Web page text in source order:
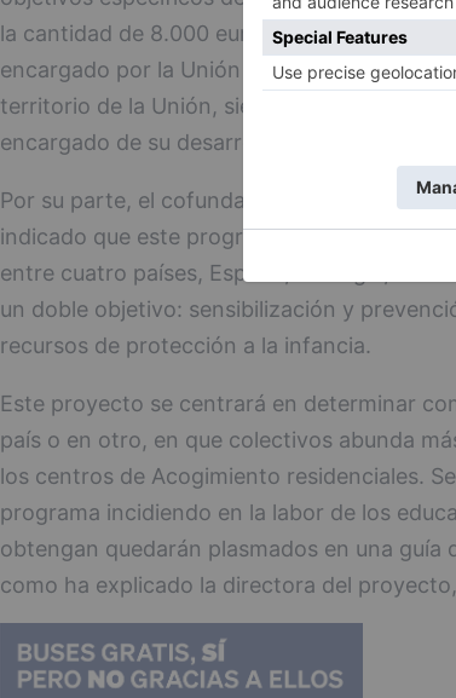
la cantidad de 8.000 euros para cofinanciar
encargado por la Unión Europea a distintos
territorio de la Unión, siendo la Asociación
encargado de su desarrollo en España.
Por su parte, el cofundador de la
indicado que este programa europeo nace
entre cuatro países, España, Portugal,
un doble objetivo: sensibilización y
recursos de protección a la infancia.
Este proyecto se centrará en determinar
país o en otro, en que colectivos abunda
los centros de Acogimiento residenciales.
programa incidiendo en la labor de los
obtengan quedarán plasmados en una guía
como ha explicado la directora del